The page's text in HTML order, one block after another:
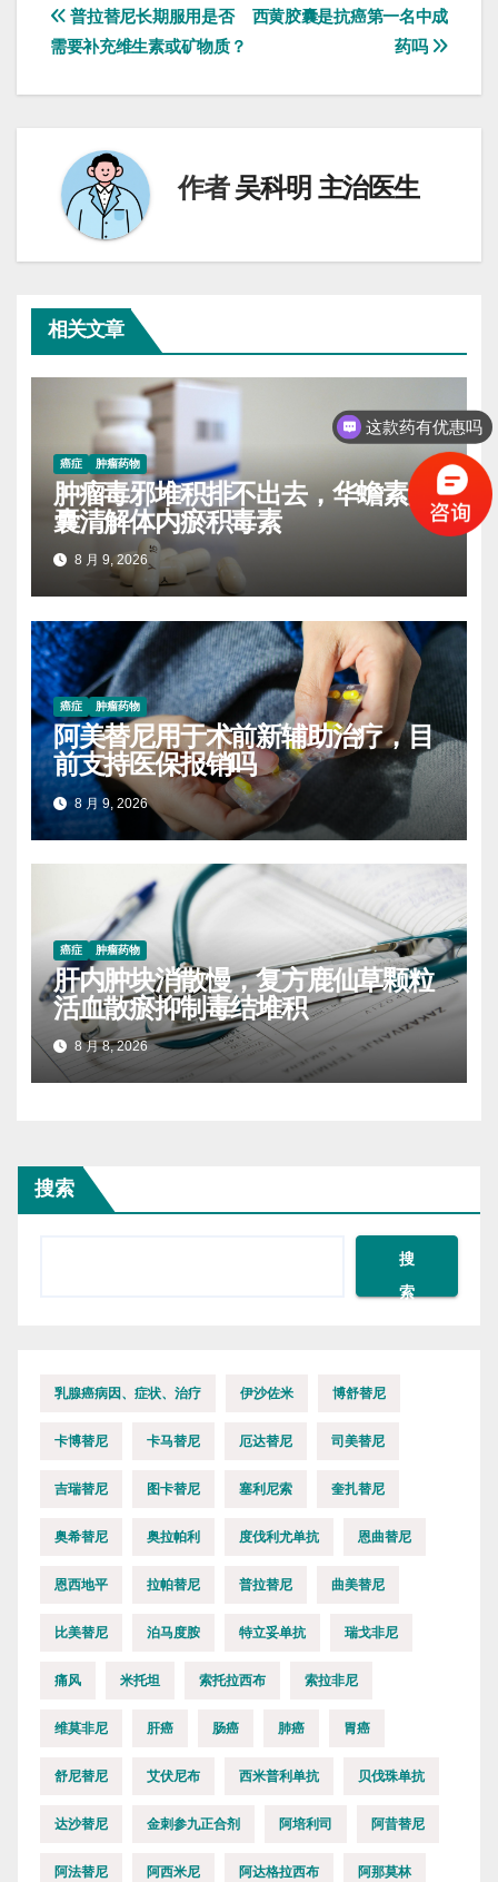
文
章
航
西黄胶囊是抗癌第一名中成
药吗
普拉替尼长期服用是否
需要补充维生素或矿物质？
作者吴科明 主治医生
相关文章
癌症 肿瘤药物
肿瘤毒邪堆积排不出去，华蟾素胶
囊清解体内瘀积毒素
8 月 9, 2026
癌症 肿瘤药物
阿美替尼用于术前新辅助治疗，目
前支持医保报销吗
8 月 9, 2026
癌症 肿瘤药物
肝内肿块消散慢，复方鹿仙草颗粒
活血散瘀抑制毒结堆积
8 月 8, 2026
搜索
搜
索
乳腺癌病因、症状、治疗 伊沙佐米 博舒替尼
卡博替尼 卡马替尼 厄达替尼 司美替尼
吉瑞替尼 图卡替尼 塞利尼索 奎扎替尼
奥希替尼 奥拉帕利 度伐利尤单抗 恩曲替尼
恩西地平 拉帕替尼 普拉替尼 曲美替尼
比美替尼 泊马度胺 特立妥单抗 瑞戈非尼
痛风 米托坦 索托拉西布 索拉非尼
维莫非尼 肝癌 肠癌 肺癌 胃癌
舒尼替尼 艾伏尼布 西米普利单抗 贝伐珠单抗
达沙替尼 金刺参九正合剂 阿培利司 阿昔替尼
阿法替尼 阿西米尼 阿达格拉西布 阿那莫林
这款药有优惠吗